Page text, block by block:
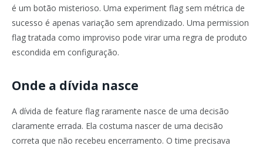
é um botão misterioso. Uma experiment flag sem métrica de
sucesso é apenas variação sem aprendizado. Uma permission
flag tratada como improviso pode virar uma regra de produto
escondida em configuração.
Onde a dívida nasce
A dívida de feature flag raramente nasce de uma decisão
claramente errada. Ela costuma nascer de uma decisão
correta que não recebeu encerramento. O time precisava